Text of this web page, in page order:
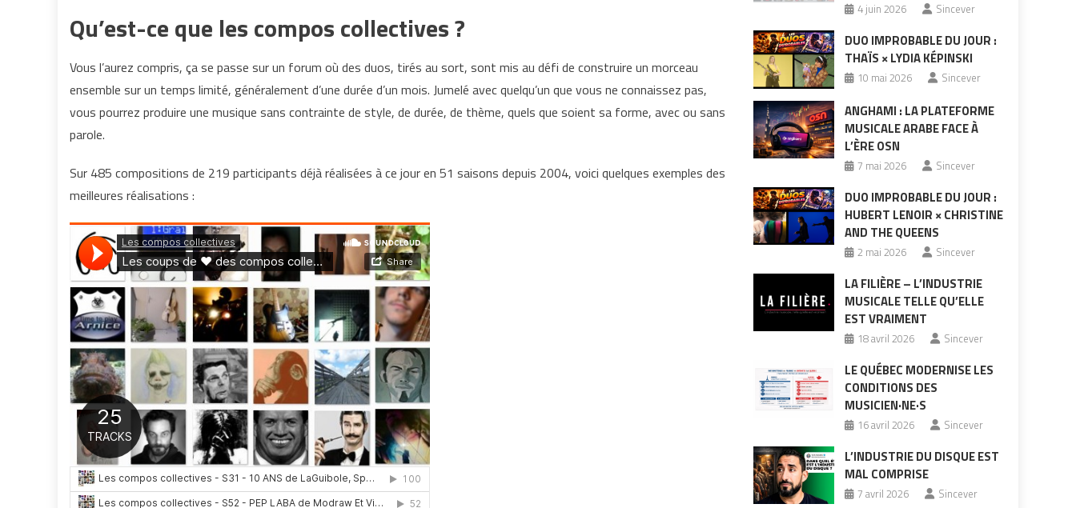
Qu’est-ce que les compos collectives ?
Vous l’aurez compris, ça se passe sur un forum où des duos, tirés au sort, sont mis au défi de construire un morceau
ensemble sur un temps limité, généralement d’une durée d’un mois. Jumelé avec quelqu’un que vous ne connaissez pas,
vous pourrez produire une musique sans contrainte de style, de durée, de thème, quels que soient sa forme, avec ou sans
parole.
Sur 485 compositions de 219 participants déjà réalisées à ce jour en 51 saisons depuis 2004, voici quelques exemples des
meilleures réalisations :
4 juin 2026 Sincever
DUO IMPROBABLE DU JOUR :
THAÏS × LYDIA KÉPINSKI
10 mai 2026 Sincever
ANGHAMI : LA PLATEFORME
MUSICALE ARABE FACE À
L’ÈRE OSN
7 mai 2026 Sincever
DUO IMPROBABLE DU JOUR :
HUBERT LENOIR × CHRISTINE
AND THE QUEENS
2 mai 2026 Sincever
LA FILIÈRE – L’INDUSTRIE
MUSICALE TELLE QU’ELLE
EST VRAIMENT
18 avril 2026 Sincever
LE QUÉBEC MODERNISE LES
CONDITIONS DES
MUSICIEN·NE·S
16 avril 2026 Sincever
L’INDUSTRIE DU DISQUE EST
MAL COMPRISE
7 avril 2026 Sincever